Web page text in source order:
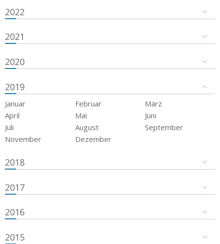
2022
2021
2020
2019
Januar Februar
März
April
Mai
Juni
Juli
August
September
November
Dezember
2018
2017
2016
2015